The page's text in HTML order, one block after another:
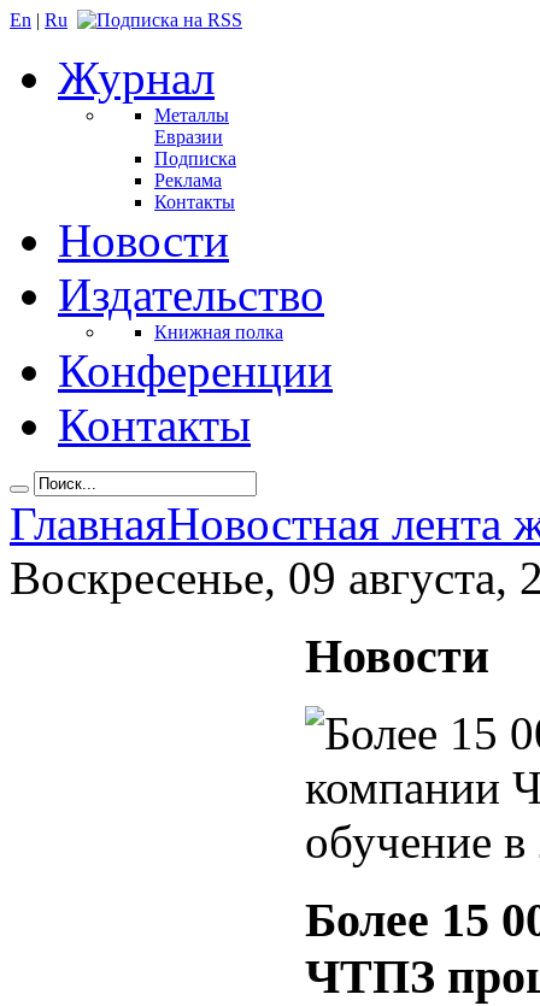
En | Ru
Журнал
Металлы
Евразии
Подписка
Реклама
Контакты
Новости
Издательство
Книжная полка
Конференции
Контакты
ГлавнаяНовостная лента
Воскресенье, 09 августа,
Новости
Более 15
ЧТПЗ